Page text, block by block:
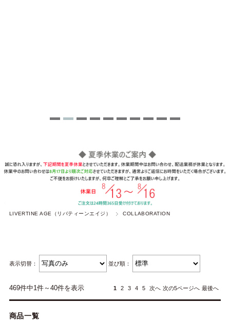
LIVERTINE AGE（リバティーンエイジ） COLLABORATION
表示切替： 並び順：
469件中1件～40件を表示 1 2 3 4 5 次へ 次の5ページへ 最後へ
商品一覧